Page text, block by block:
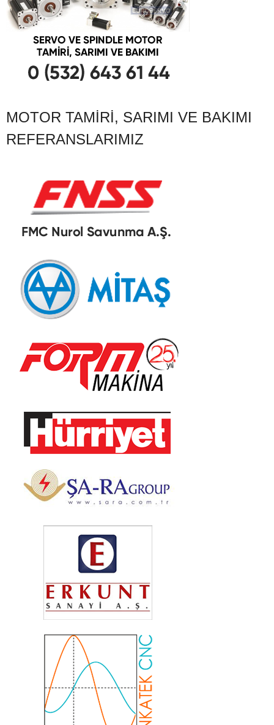
MOTOR TAMIRI, SARIMI VE BAKIMI
REFERANSLARIMIZ